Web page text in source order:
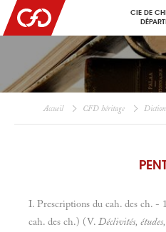
CIE DE
Accueil CFD héritage
I. Prescriptions du cah. des ch. -
cah. des ch.) (V. Déclivités, études,